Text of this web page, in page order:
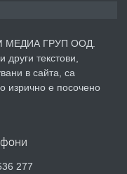
преди 4 дни
в гр. Хасково кв.
МЕДИА ГРУП ООД.
текстови,
в сайта, са
изрично е посочено
277